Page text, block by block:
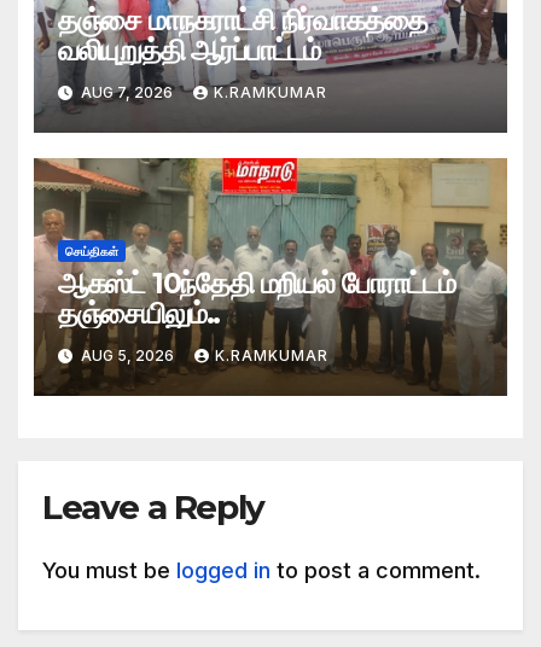
தஞ்சை மாநகராட்சி நிர்வாகத்தை
வலியுறுத்தி ஆர்ப்பாட்டம்
AUG 7, 2026 K.RAMKUMAR
செய்திகள்
ஆகஸ்ட் 10ந்தேதி மறியல் போராட்டம்
தஞ்சையிலும்..
AUG 5, 2026 K.RAMKUMAR
Leave a Reply
You must be logged in to post a comment.